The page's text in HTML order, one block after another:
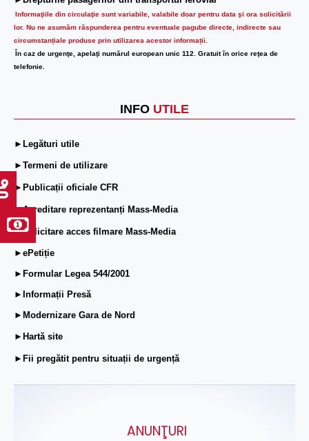
Informaţiile din circulaţie sunt variabile, valabile doar pentru data şi ora solicitării
lor. Nu ne asumăm răspunderea pentru eventuale pagube directe, indirecte sau
circumstanțiale produse prin utilizarea acestor informații.
În caz de urgenţe, apelaţi numărul european unic 112. Gratuit în orice reţea de
telefonie.
INFO UTILE
►Legături utile
►Termeni de utilizare
►Publicații oficiale CFR
►Acreditare reprezentanți Mass-Media
►Solicitare acces filmare Mass-Media
►ePetiție
►Formular Legea 544/2001
►Informații Presă
►Modernizare Gara de Nord
►Hartă site
►Fii pregătit pentru situații de urgență
ANUNŢURI